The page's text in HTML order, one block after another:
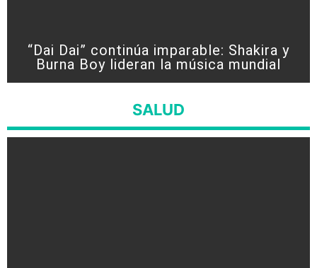
“Dai Dai” continúa imparable: Shakira y
Burna Boy lideran la música mundial
SALUD